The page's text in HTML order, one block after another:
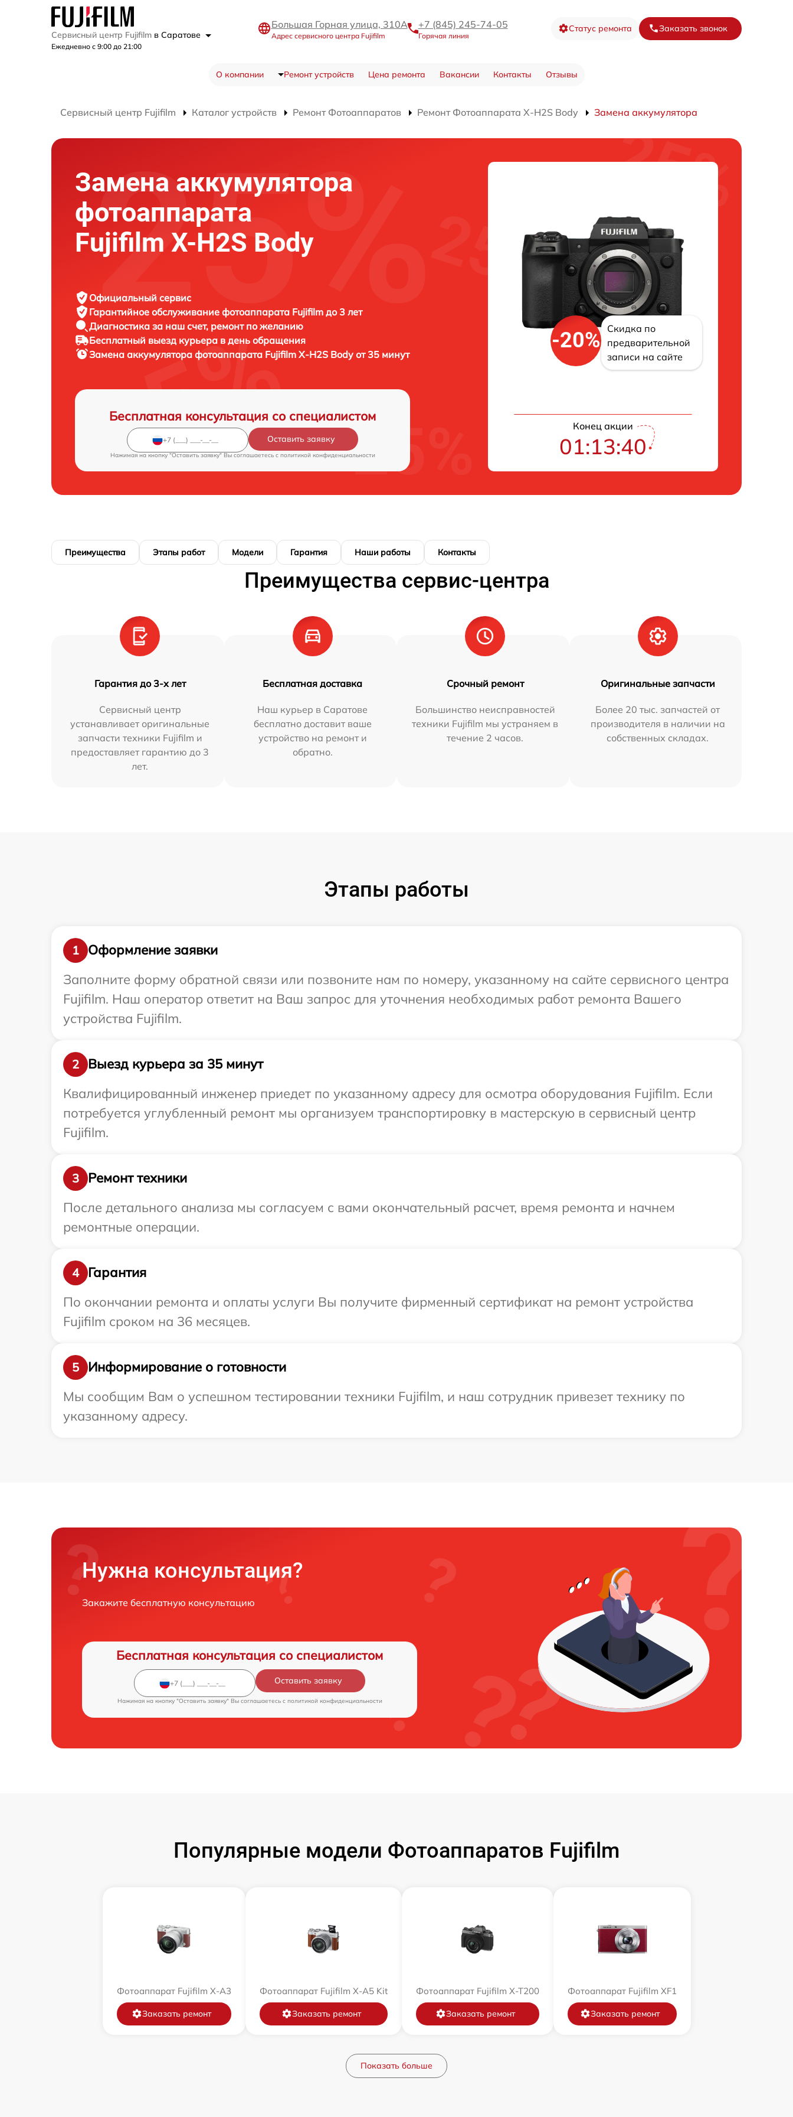
Сервисный центр Fujifilm в Саратове
Ежедневно с 9:00 до 21:00
Большая Горная улица, 310А
Адрес сервисного центра Fujifilm
+7 (845) 245-74-05
Горячая линия
Статус ремонта Заказать звонок
О компании Ремонт устройств Цена ремонта Вакансии Контакты Отзывы
Сервисный центр Fujifilm Каталог устройств Ремонт Фотоаппаратов Ремонт Фотоаппарата X-H2S Body Замена аккумулятора
Замена аккумулятора
фотоаппарата
Fujifilm X-H2S Body
Официальный сервис
Гарантийное обслуживание фотоаппарата Fujifilm до 3 лет
Диагностика за наш счет, ремонт по желанию
Бесплатный выезд курьера в день обращения
Замена аккумулятора фотоаппарата Fujifilm X-H2S Body от 35 минут
Бесплатная консультация со специалистом
Оставить заявку
Нажимая на кнопку "Оставить заявку" Вы соглашаетесь c политикой конфиденциальности
-20%
Скидка по
предварительной
записи на сайте
Конец акции
01:13:39
Преимущества Этапы работ Модели Гарантия Наши работы Контакты
Преимущества сервис-центра
Гарантия до 3-х лет
Сервисный центр
устанавливает оригинальные
запчасти техники Fujifilm и
предоставляет гарантию до 3
лет.
Бесплатная доставка
Наш курьер в Саратове
бесплатно доставит ваше
устройство на ремонт и
обратно.
Срочный ремонт
Большинство неисправностей
техники Fujifilm мы устраняем в
течение 2 часов.
Оригинальные запчасти
Более 20 тыс. запчастей от
производителя в наличии на
собственных складах.
Этапы работы
1
Оформление заявки
Заполните форму обратной связи или позвоните нам по номеру, указанному на сайте сервисного центра
Fujifilm. Наш оператор ответит на Ваш запрос для уточнения необходимых работ ремонта Вашего
устройства Fujifilm.
2
Выезд курьера за 35 минут
Квалифицированный инженер приедет по указанному адресу для осмотра оборудования Fujifilm. Если
потребуется углубленный ремонт мы организуем транспортировку в мастерскую в сервисный центр
Fujifilm.
3
Ремонт техники
После детального анализа мы согласуем с вами окончательный расчет, время ремонта и начнем
ремонтные операции.
4
Гарантия
По окончании ремонта и оплаты услуги Вы получите фирменный сертификат на ремонт устройства
Fujifilm сроком на 36 месяцев.
5
Информирование о готовности
Мы сообщим Вам о успешном тестировании техники Fujifilm, и наш сотрудник привезет технику по
указанному адресу.
Нужна консультация?
Закажите бесплатную консультацию
Бесплатная консультация со специалистом
Оставить заявку
Нажимая на кнопку "Оставить заявку" Вы соглашаетесь c политикой конфиденциальности
Популярные модели Фотоаппаратов Fujifilm
Фотоаппарат Fujifilm X-A3
Заказать ремонт
Фотоаппарат Fujifilm X-A5 Kit
Заказать ремонт
Фотоаппарат Fujifilm X-T200
Заказать ремонт
Фотоаппарат Fujifilm XF1
Заказать ремонт
Показать больше